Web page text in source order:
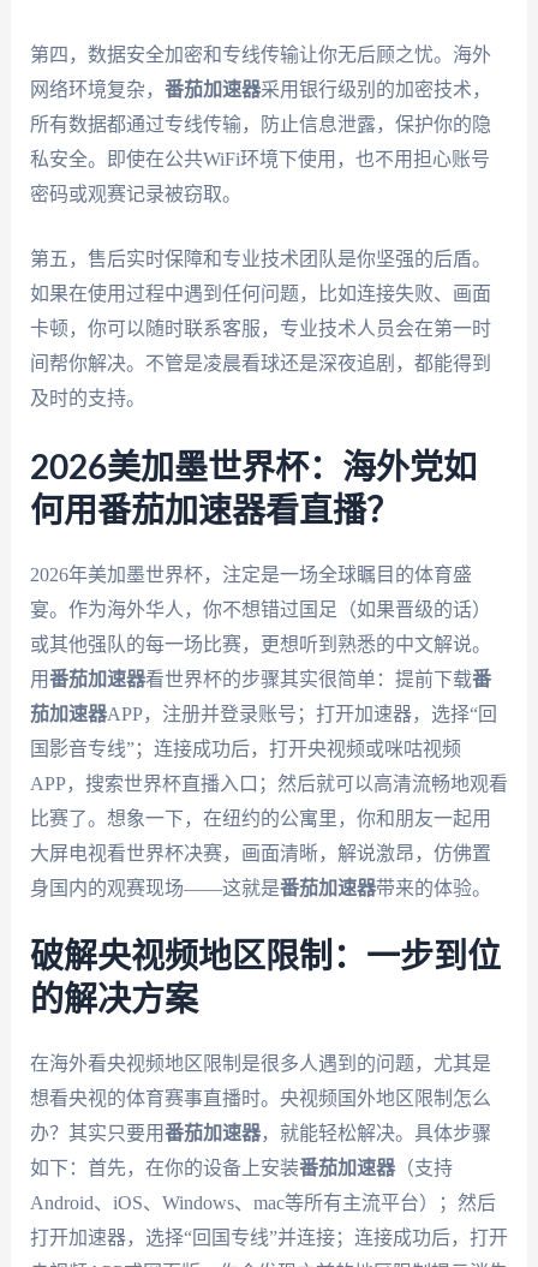
第四，数据安全加密和专线传输让你无后顾之忧。海外
网络环境复杂， 番茄加速器采用银行级别的加密技术，
所有数据都通过专线传输，防止信息泄露，保护你的隐
私安全。即使在公共WiFi环境下使用，也不用担心账号
密码或观赛记录被窃取。
第五，售后实时保障和专业技术团队是你坚强的后盾。
如果在使用过程中遇到任何问题，比如连接失败、画面
卡顿，你可以随时联系客服，专业技术人员会在第一时
间帮你解决。不管是凌晨看球还是深夜追剧，都能得到
及时的支持。
2026美加墨世界杯：海外党如
何用番茄加速器看直播？
2026年美加墨世界杯，注定是一场全球瞩目的体育盛
宴。作为海外华人，你不想错过国足（如果晋级的话）
或其他强队的每一场比赛，更想听到熟悉的中文解说。
用番茄加速器看世界杯的步骤其实很简单：提前下载番
茄加速器APP，注册并登录账号；打开加速器，选择“回
国影音专线”；连接成功后，打开央视频或咪咕视频
APP，搜索世界杯直播入口；然后就可以高清流畅地观看
比赛了。想象一下，在纽约的公寓里，你和朋友一起用
大屏电视看世界杯决赛，画面清晰，解说激昂，仿佛置
身国内的观赛现场——这就是番茄加速器带来的体验。
破解央视频地区限制：一步到位
的解决方案
在海外看央视频地区限制是很多人遇到的问题，尤其是
想看央视的体育赛事直播时。央视频国外地区限制怎么
办？其实只要用番茄加速器，就能轻松解决。具体步骤
如下：首先，在你的设备上安装番茄加速器（支持
Android、iOS、Windows、mac等所有主流平台）；然后
打开加速器，选择“回国专线”并连接；连接成功后，打开